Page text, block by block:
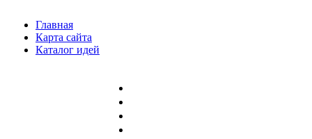
Главная
Карта сайта
Каталог идей